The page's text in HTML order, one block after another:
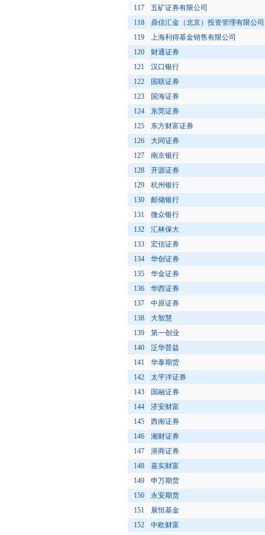
117
五矿证券有限公司
118
鼎信汇金（北京）投资管理有限公司
119
上海利得基金销售有限公司
120
财通证券
121
汉口银行
122
国联证券
123
国海证券
124
东莞证券
125
东方财富证券
126
大同证券
127
南京银行
128
开源证券
129
杭州银行
130
邮储银行
131
微众银行
132
汇林保大
133
宏信证券
134
华创证券
135
华金证券
136
华西证券
137
中原证券
138
大智慧
139
第一创业
140
泛华普益
141
华泰期货
142
太平洋证券
143
国融证券
144
济安财富
145
西南证券
146
湘财证券
147
浙商证券
148
嘉实财富
149
申万期货
150
永安期货
151
展恒基金
152
中欧财富